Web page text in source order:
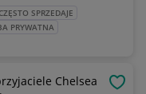
SPRZEDAJE
PRYWATNA
Chelsea